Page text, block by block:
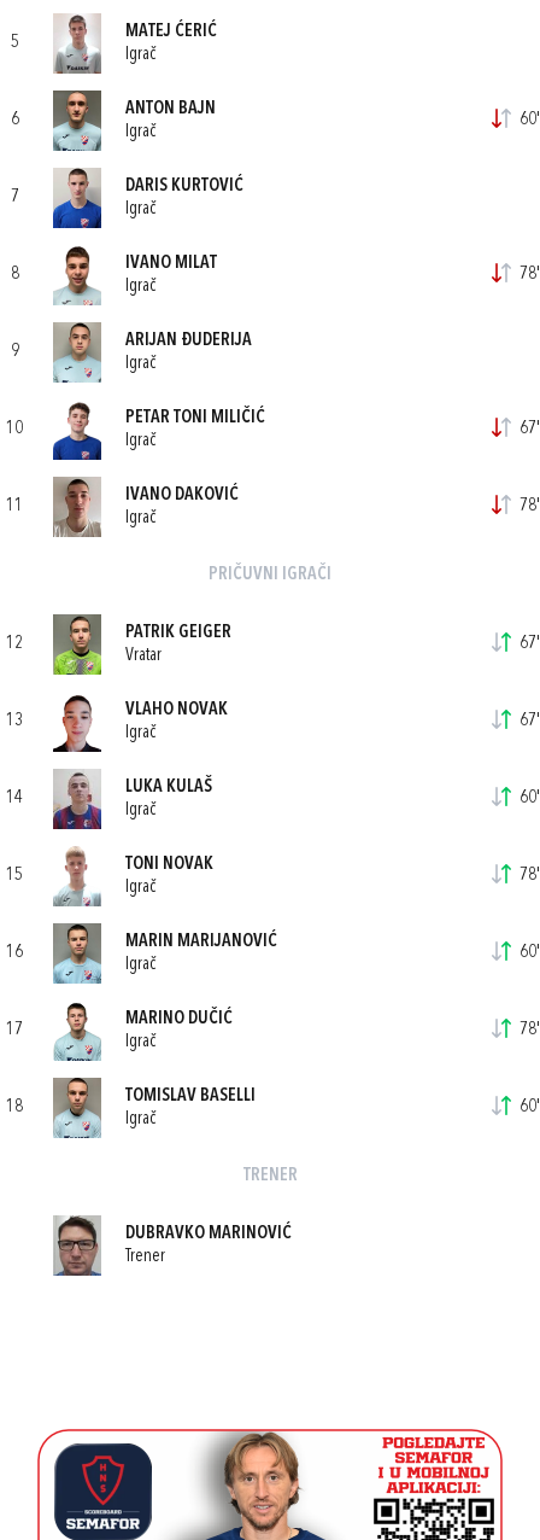
5
MATEJ ĆERIĆ
Igrač
6
ANTON BAJN
Igrač
60'
7
DARIS KURTOVIĆ
Igrač
8
IVANO MILAT
Igrač
78'
9
ARIJAN ĐUDERIJA
Igrač
10
PETAR TONI MILIČIĆ
Igrač
67'
11
IVANO DAKOVIĆ
Igrač
78'
PRIČUVNI IGRAČI
12
PATRIK GEIGER
Vratar
67'
13
VLAHO NOVAK
Igrač
67'
14
LUKA KULAŠ
Igrač
60'
15
TONI NOVAK
Igrač
78'
16
MARIN MARIJANOVIĆ
Igrač
60'
17
MARINO DUČIĆ
Igrač
78'
18
TOMISLAV BASELLI
Igrač
60'
TRENER
DUBRAVKO MARINOVIĆ
Trener